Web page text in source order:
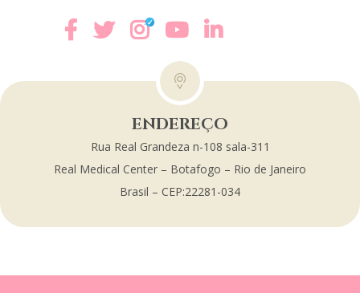
ENDEREÇO
Rua Real Grandeza n-108 sala-311
Real Medical Center – Botafogo – Rio de Janeiro
Brasil – CEP:22281-034